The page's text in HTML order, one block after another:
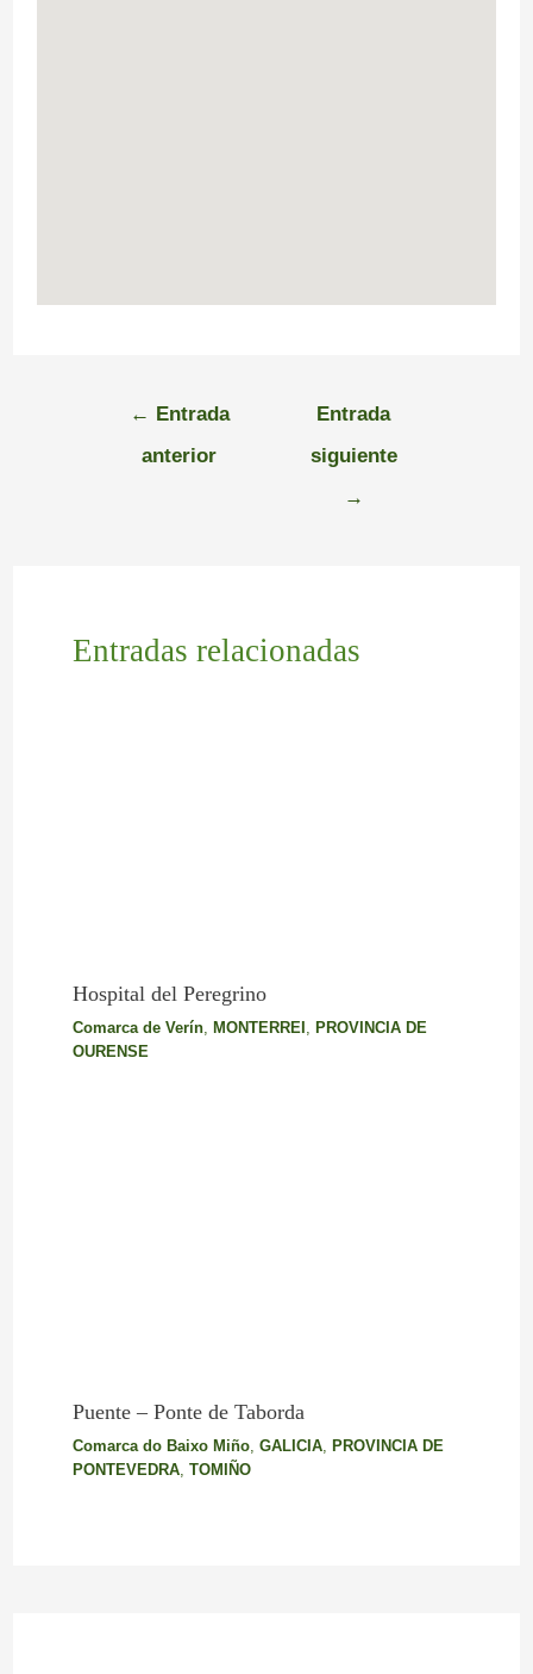
← Entrada
anterior
Entrada
siguiente
→
Entradas relacionadas
Hospital del Peregrino
Comarca de Verín, MONTERREI , PROVINCIA DE
OURENSE
Puente – Ponte de Taborda
Comarca do Baixo Miño, GALICIA,
PROVINCIA DE
PONTEVEDRA, TOMIÑO